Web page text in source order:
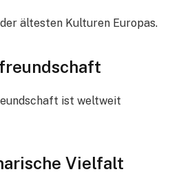
ältesten Kulturen Europas.
ist weltweit
Vielfalt